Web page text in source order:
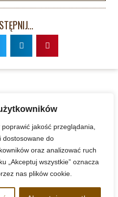
jakość przeglądania,
dostosowane do
oraz analizować ruch
„Akceptuj wszystkie” oznacza
nas plików cookie.